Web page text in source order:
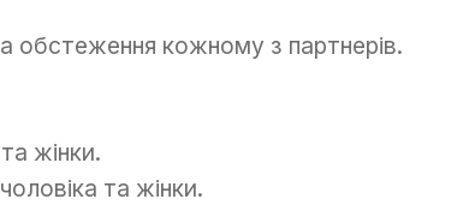
обстеження кожному з партнерів.
жінки.
та жінки.